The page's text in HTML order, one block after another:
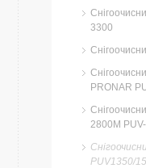
3300
PRONAR
2800M
PUV1350/